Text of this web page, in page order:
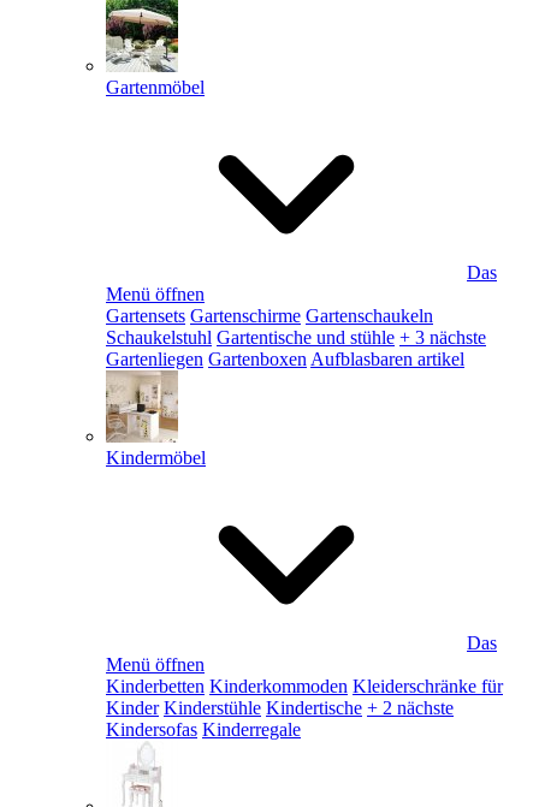
Gartenmöbel
Das
Menü öffnen
Gartensets Gartenschirme Gartenschaukeln
Schaukelstuhl Gartentische und stühle + 3 nächste
Gartenliegen Gartenboxen Aufblasbaren artikel
Kindermöbel
Das
Menü öffnen
Kinderbetten Kinderkommoden Kleiderschränke für
Kinder Kinderstühle Kindertische + 2 nächste
Kindersofas Kinderregale